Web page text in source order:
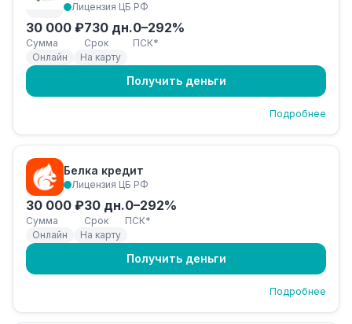
Лицензия ЦБ РФ
30 000 ₽
Сумма
730 дн.
Срок
0–292%
ПСК*
Онлайн
На карту
Получить деньги
Подробнее
Белка кредит
Лицензия ЦБ РФ
30 000 ₽
Сумма
30 дн.
Срок
0–292%
ПСК*
Онлайн
На карту
Получить деньги
Подробнее